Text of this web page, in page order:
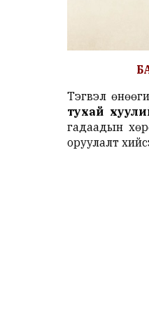
Тэгвэл
тухай
гадаадын
оруулалт